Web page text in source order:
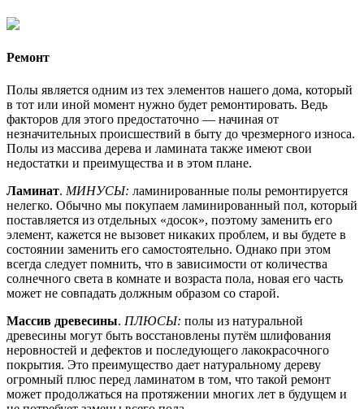
Ремонт
Полы является одним из тех элементов нашего дома, который
в тот или иной момент нужно будет ремонтировать. Ведь
факторов для этого предостаточно — начиная от
незначительных происшествий в быту до чрезмерного износа.
Полы из массива дерева и ламината также имеют свои
недостатки и преимущества и в этом плане.
Ламинат. МИНУСЫ: ламинированные полы ремонтируется
нелегко. Обычно мы покупаем ламинированный пол, который
поставляется из отдельных «досок», поэтому заменить его
элемент, кажется не вызовет никаких проблем, и вы будете в
состоянии заменить его самостоятельно. Однако при этом
всегда следует помнить, что в зависимости от количества
солнечного света в комнате и возраста пола, новая его часть
может не совпадать должным образом со старой.
Массив древесины. ПЛЮСЫ: полы из натуральной
древесины могут быть восстановлены путём шлифования
неровностей и дефектов и последующего лакокрасочного
покрытия. Это преимущество дает натуральному дереву
огромный плюс перед ламинатом в том, что такой ремонт
может продолжаться на протяжении многих лет в будущем и